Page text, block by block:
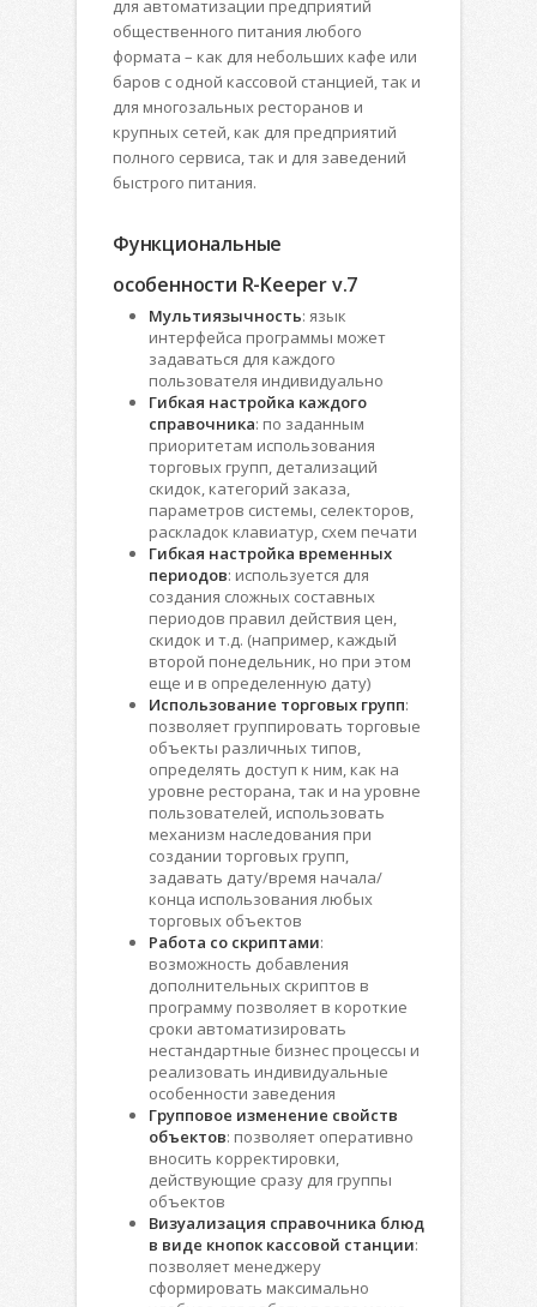
для автоматизации предприятий
общественного питания любого
формата – как для небольших кафе или
баров с одной кассовой станцией, так и
для многозальных ресторанов и
крупных сетей, как для предприятий
полного сервиса, так и для заведений
быстрого питания.
Функциональные
особенности R-Keeper v.7
Мультиязычность: язык
интерфейса программы может
задаваться для каждого
пользователя индивидуально
Гибкая настройка каждого
справочника: по заданным
приоритетам использования
торговых групп, детализаций
скидок, категорий заказа,
параметров системы, селекторов,
раскладок клавиатур, схем печати
Гибкая настройка временных
периодов: используется для
создания сложных составных
периодов правил действия цен,
скидок и т.д. (например, каждый
второй понедельник, но при этом
еще и в определенную дату)
Использование торговых групп:
позволяет группировать торговые
объекты различных типов,
определять доступ к ним, как на
уровне ресторана, так и на уровне
пользователей, использовать
механизм наследования при
создании торговых групп,
задавать дату/время начала/
конца использования любых
торговых объектов
Работа со скриптами:
возможность добавления
дополнительных скриптов в
программу позволяет в короткие
сроки автоматизировать
нестандартные бизнес процессы и
реализовать индивидуальные
особенности заведения
Групповое изменение свойств
объектов: позволяет оперативно
вносить корректировки,
действующие сразу для группы
объектов
Визуализация справочника блюд
в виде кнопок кассовой станции:
позволяет менеджеру
сформировать максимально